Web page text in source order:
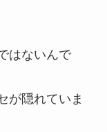
はないんで
が隠れていま